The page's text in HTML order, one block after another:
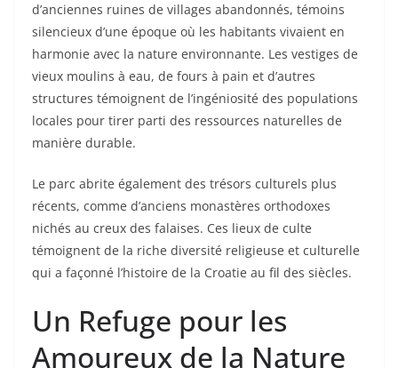
d’anciennes ruines de villages abandonnés, témoins
silencieux d’une époque où les habitants vivaient en
harmonie avec la nature environnante. Les vestiges de
vieux moulins à eau, de fours à pain et d’autres
structures témoignent de l’ingéniosité des populations
locales pour tirer parti des ressources naturelles de
manière durable.
Le parc abrite également des trésors culturels plus
récents, comme d’anciens monastères orthodoxes
nichés au creux des falaises. Ces lieux de culte
témoignent de la riche diversité religieuse et culturelle
qui a façonné l’histoire de la Croatie au fil des siècles.
Un Refuge pour les
Amoureux de la Nature